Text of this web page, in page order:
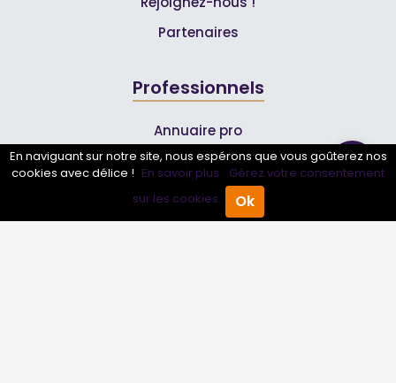
Annuaire Pro Agenda
Partenaires
Professionnels
Annuaire pro
Inscrire mon entreprise
Les Abonnements Pros
En naviguant sur notre site, nous espérons que vous goûterez nos
cookies avec délice ! En savoir plus. Gérez votre consentement
sur les cookies.
Ok